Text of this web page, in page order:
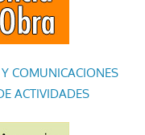
COMUNICACIONES
ACTIVIDADES